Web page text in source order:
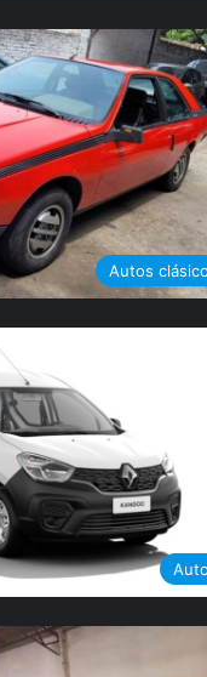
Autos